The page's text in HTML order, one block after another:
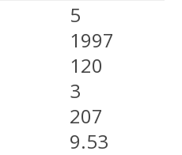
5
1997
120
3
207
9.53